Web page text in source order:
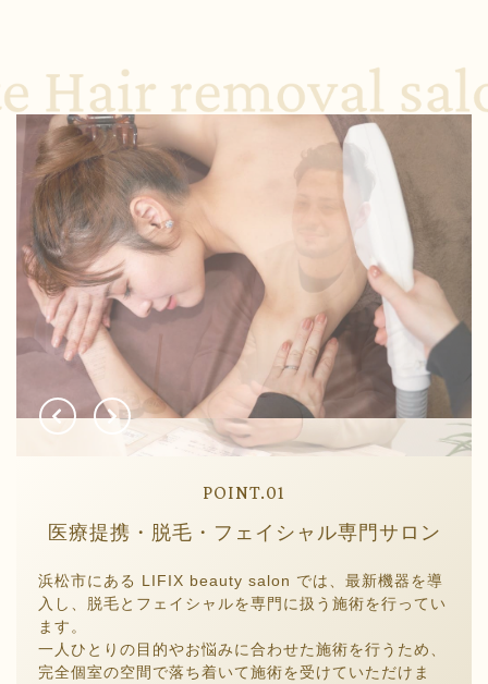
POINT.01
医療提携・脱毛・フェイシャル専門サロン
浜松市にある LIFIX beauty salon では、最新機器を導
入し、脱毛とフェイシャルを専門に扱う施術を行ってい
ます。
一人ひとりの目的やお悩みに合わせた施術を行うため、
完全個室の空間で落ち着いて施術を受けていただけま